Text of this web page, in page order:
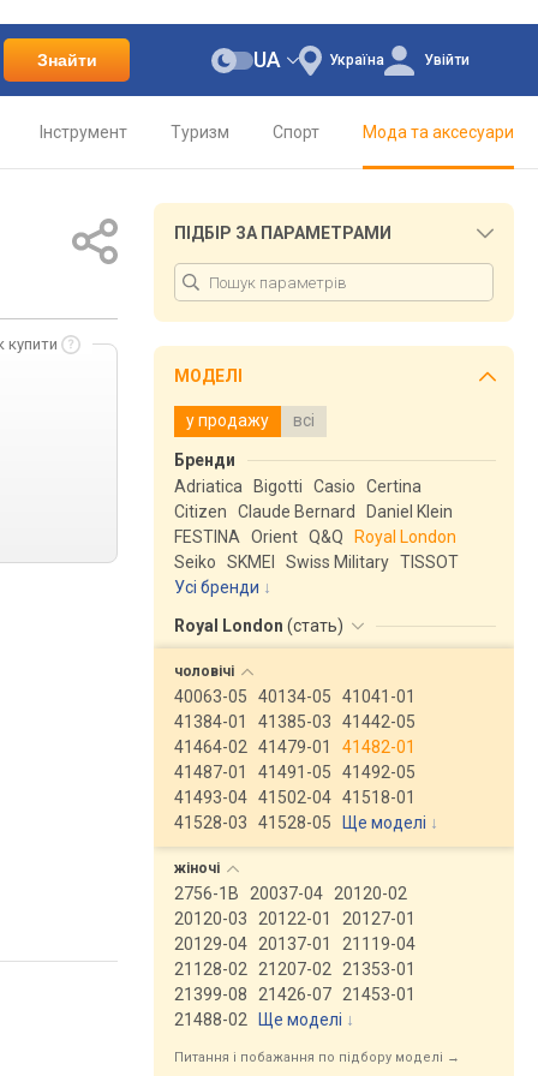
Знайти Україна
UA Увійти
Інструмент Туризм Спорт Мода та аксесуари
купити
ПІДБІР ЗА ПАРАМЕТРАМИ
МОДЕЛІ
у продажу всі
Бренди
Adriatica
Bigotti Casio
Certina
Citizen
Claude Bernard
Daniel Klein
FESTINA
Orient Q&Q
Royal London
Seiko
SKMEI Swiss Military TISSOT
Усі бренди
Royal London (стать)
чоловічі
40063-05 40134-05
41041-01
41384-01
41385-03
41442-05
41464-02
41479-01
41482-01
41487-01
41491-05
41492-05
41493-04 41502-04 41518-01
41528-03
41528-05 Ще моделі ↓
жіночі
2756-1B 20037-04
20120-02
20120-03
20122-01
20127-01
20129-04
20137-01
21119-04
21128-02
21207-02
21353-01
21399-08
21426-07
21453-01
21488-02
Ще моделі ↓
Питання і побажання по підбору моделі →